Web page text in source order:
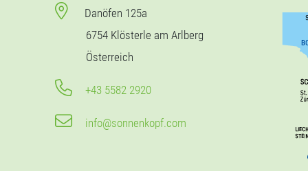
Danöfen 125a
6754 Klösterle am Arlberg
Österreich
+43 5582 2920
info@sonnenkopf.com